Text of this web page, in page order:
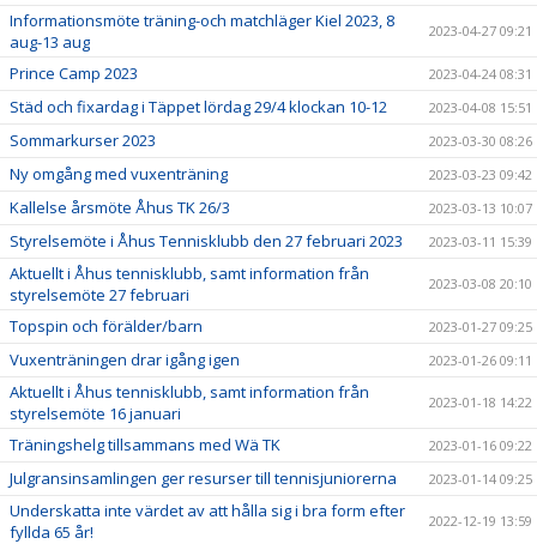
Informationsmöte träning-och matchläger Kiel 2023, 8
aug-13 aug
2023-04-27 09:21
Prince Camp 2023 2023-04-24 08:31
Städ och fixardag i Täppet lördag 29/4 klockan 10-12 2023-04-08 15:51
Sommarkurser 2023 2023-03-30 08:26
Ny omgång med vuxenträning 2023-03-23 09:42
Kallelse årsmöte Åhus TK 26/3 2023-03-13 10:07
Styrelsemöte i Åhus Tennisklubb den 27 februari 2023 2023-03-11 15:39
Aktuellt i Åhus tennisklubb, samt information från
styrelsemöte 27 februari
2023-03-08 20:10
Topspin och förälder/barn 2023-01-27 09:25
Vuxenträningen drar igång igen 2023-01-26 09:11
Aktuellt i Åhus tennisklubb, samt information från
styrelsemöte 16 januari
2023-01-18 14:22
Träningshelg tillsammans med Wä TK 2023-01-16 09:22
Julgransinsamlingen ger resurser till tennisjuniorerna 2023-01-14 09:25
Underskatta inte värdet av att hålla sig i bra form efter
fyllda 65 år!
2022-12-19 13:59